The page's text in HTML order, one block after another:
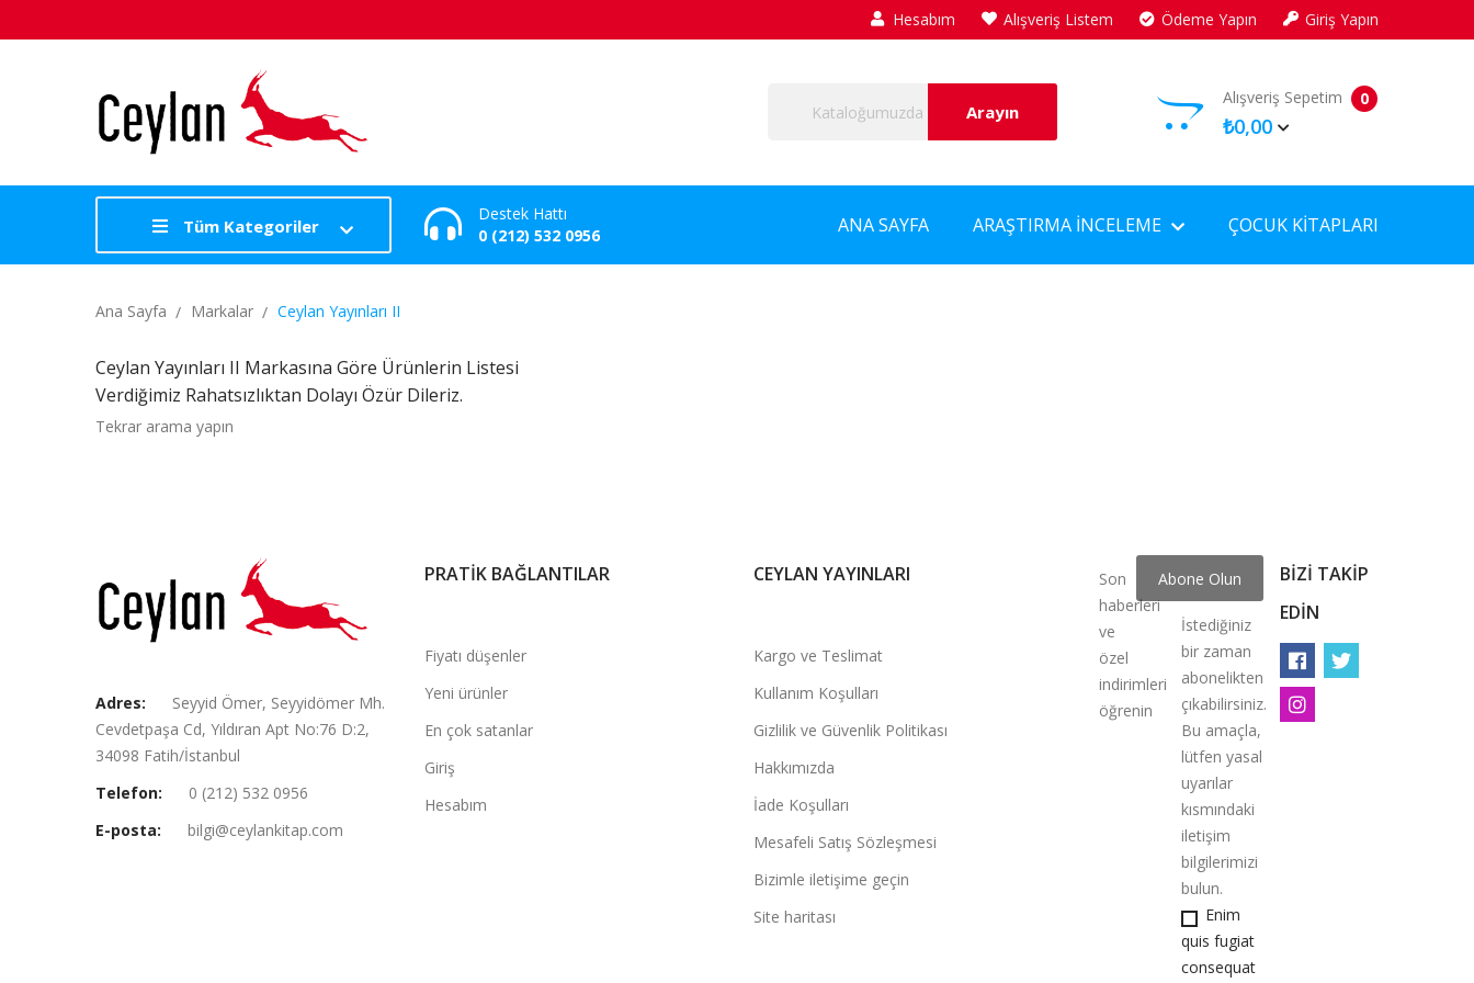
Hesabım Alışveriş Listem Ödeme Yapın Giriş Yapın
Alışveriş Sepetim 0
₺0,00
Arayın
Tüm Kategoriler
Destek Hattı
0 (212) 532 0956
ANA SAYFA ARAŞTIRMA İNCELEME ÇOCUK KITAPLARI
Ana Sayfa Markalar Ceylan Yayınları II
Ceylan Yayınları II Markasına Göre Ürünlerin Listesi
Verdiğimiz Rahatsızlıktan Dolayı Özür Dileriz.
Tekrar arama yapın
Adres:
Seyyid Ömer, Seyyidömer Mh.
Cevdetpaşa Cd, Yıldıran Apt No:76 D:2,
34098 Fatih/İstanbul
Telefon:
0 (212) 532 0956
E-posta:
bilgi@ceylankitap.com
PRATİK BAĞLANTILAR
Fiyatı düşenler
Yeni ürünler
En çok satanlar
Giriş
Hesabım
CEYLAN YAYINLARI
Kargo ve Teslimat
Kullanım Koşulları
Gizlilik ve Güvenlik Politikası
Hakkımızda
İade Koşulları
Mesafeli Satış Sözleşmesi
Bizimle iletişime geçin
Site haritası
Son
haberleri
ve
özel
indirimleri
öğrenin
İstediğiniz
bir zaman
abonelikten
çıkabilirsiniz.
Bu amaçla,
lütfen yasal
uyarılar
kısmındaki
iletişim
bilgilerimizi
bulun.
Enim
quis fugiat
consequat
BIZI TAKIP
EDIN